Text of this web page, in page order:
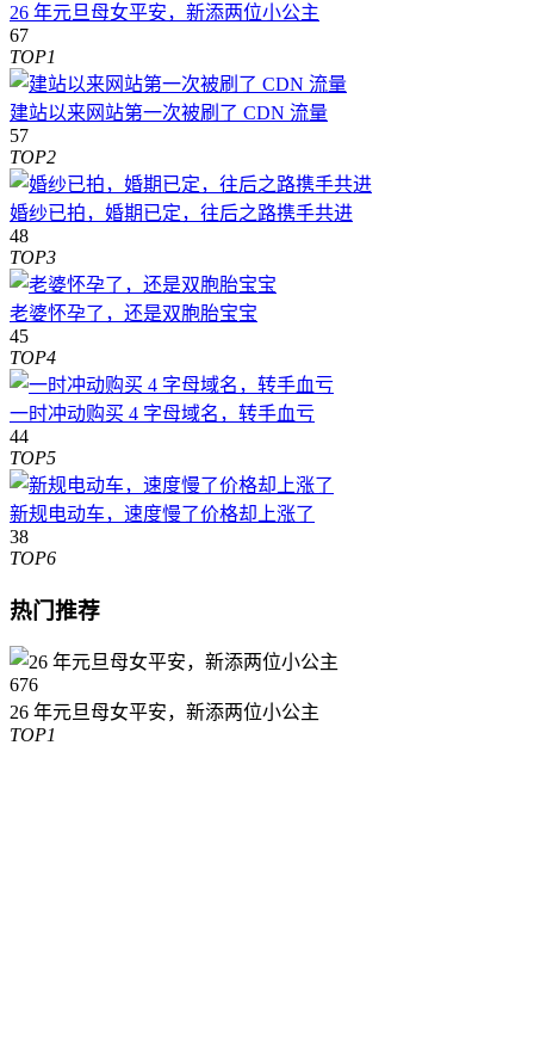
26 年元旦母女平安，新添两位小公主
67
TOP1
建站以来网站第一次被刷了 CDN 流量
57
TOP2
婚纱已拍，婚期已定，往后之路携手共进
48
TOP3
老婆怀孕了，还是双胞胎宝宝
45
TOP4
一时冲动购买 4 字母域名，转手血亏
44
TOP5
新规电动车，速度慢了价格却上涨了
38
TOP6
热门推荐
676
26 年元旦母女平安，新添两位小公主
TOP1